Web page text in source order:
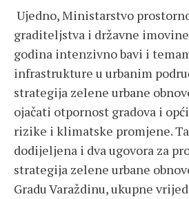
Ujedno, Ministarstvo
graditeljstva i državne imovine
godina intenzivno bavi i
infrastrukture u urbanim
strategija zelene urbane
ojačati otpornost gradova i
rizike i klimatske promjene.
dodijeljena i dva ugovora za
strategija zelene urbane
Gradu Varaždinu, ukupne